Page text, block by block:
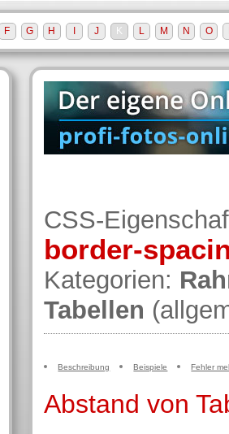
CSS-
border-
Kategorien:
Tabellen
Beschreibung Beispiele Fehler
Abstand von
F G H J K L M N O